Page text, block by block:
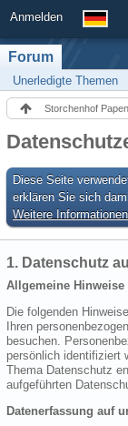
Anmelden
Forum
Unerledigte Themen
Storchenhof
Diese Seite
erklären Sie sich
Weitere Informationen
1. Datenschutz
Allgemeine Hinweise
Die folgenden
Ihren
besuchen.
persönlich identifiziert
Thema Datenschutz
aufgeführten
Datenerfassung auf